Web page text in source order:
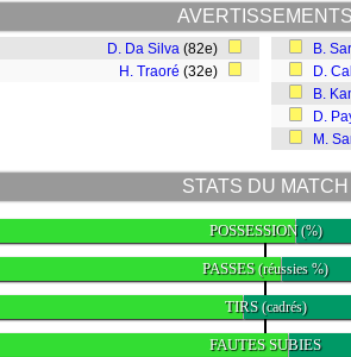
AVERTISSEMENTS
D. Da Silva (82e)
H. Traoré (32e)
B.
D.
B.
D.
M.
STATS DU MATCH
POSSESSION(%)
PASSES(réussies %)
TIRS(cadrés)
FAUTES SUBIES